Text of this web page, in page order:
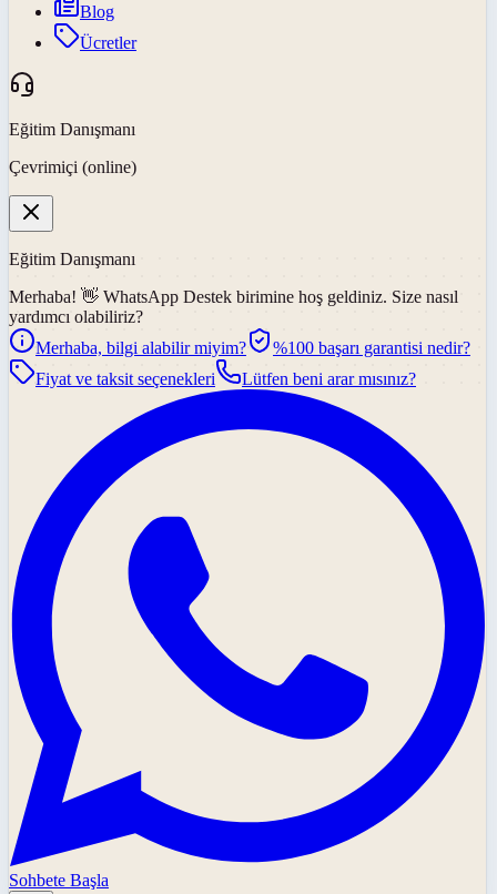
Blog
Ücretler
Eğitim Danışmanı
Çevrimiçi (online)
Eğitim Danışmanı
Merhaba! 👋 WhatsApp Destek birimine hoş geldiniz. Size nasıl
yardımcı olabiliriz?
Merhaba, bilgi alabilir miyim?
%100 başarı garantisi nedir?
Fiyat ve taksit seçenekleri
Lütfen beni arar mısınız?
Sohbete Başla